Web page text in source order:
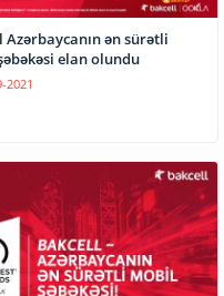
Azərbaycanın ən sürətli
elan olundu
2021